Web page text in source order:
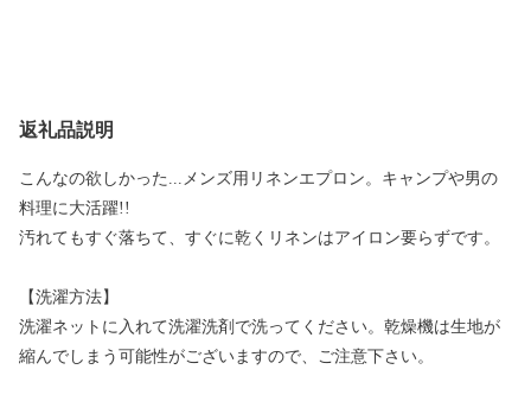
返礼品説明
こんなの欲しかった...メンズ用リネンエプロン。キャンプや男の
料理に大活躍!!
汚れてもすぐ落ちて、すぐに乾くリネンはアイロン要らずです。
【洗濯方法】
洗濯ネットに入れて洗濯洗剤で洗ってください。乾燥機は生地が
縮んでしまう可能性がございますので、ご注意下さい。